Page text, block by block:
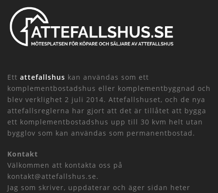
Ett attefallshus kan användas som ett
komplementbostadshus eller komplementbyggnad och
blev verklighet 2 juli 2014. Attefallshuset, och de nya
attefallsreglerna har gjort att det är tillåtet att bygga
ett komplementbostadshus upp till 30 kvm helt utan
bygglov som kan användas som permanentbostad.
Kontakt
Välkommen att kontakta oss på
kontakt@attefallshus.se.
Jag som skriver, uppdaterar och äger sidan heter